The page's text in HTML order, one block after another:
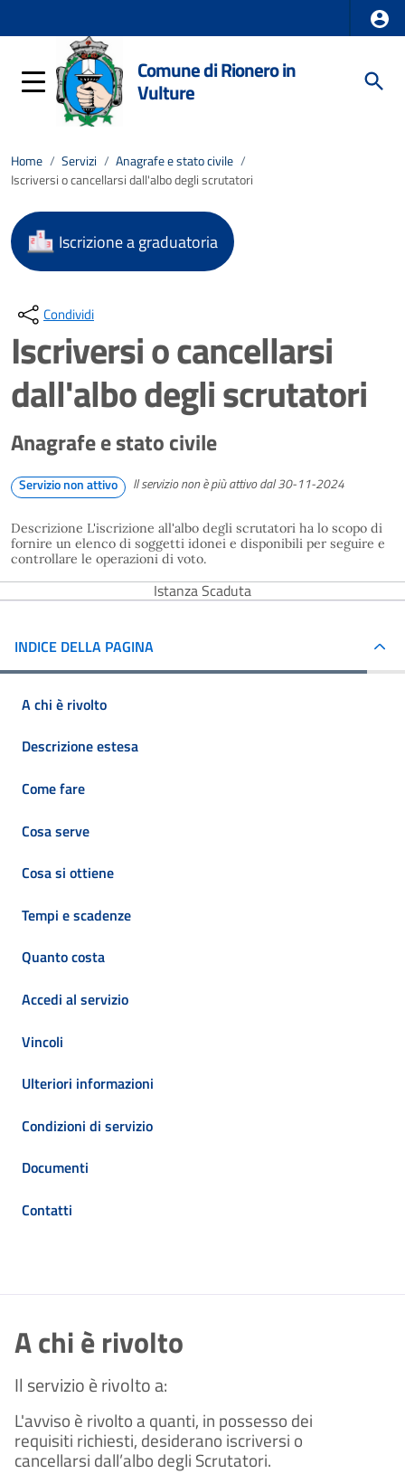
Comune di Rionero in
Vulture
Home / Servizi / Anagrafe e stato civile /
Iscriversi o cancellarsi dall'albo degli scrutatori
Iscrizione a graduatoria
Condividi
Iscriversi o cancellarsi
dall'albo degli scrutatori
Anagrafe e stato civile
Servizio non attivo Il servizio non è più attivo dal 30-11-2024
Descrizione L'iscrizione all'albo degli scrutatori ha lo scopo di
fornire un elenco di soggetti idonei e disponibili per seguire e
controllare le operazioni di voto.
Istanza Scaduta
INDICE DELLA PAGINA
A chi è rivolto
Descrizione estesa
Come fare
Cosa serve
Cosa si ottiene
Tempi e scadenze
Quanto costa
Accedi al servizio
Vincoli
Ulteriori informazioni
Condizioni di servizio
Documenti
Contatti
A chi è rivolto
Il servizio è rivolto a:
L'avviso è rivolto a quanti, in possesso dei
requisiti richiesti, desiderano iscriversi o
cancellarsi dall’albo degli Scrutatori.